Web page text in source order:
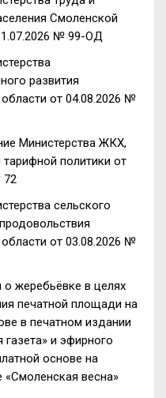
Смоленской
№ 99-ОД
развития
от 04.08.2026 №
Министерства ЖКХ,
тарифной политики от
72
сельского
от 03.08.2026 №
жеребьёвке в целях
печатной площади на
в печатном издании
газета» и эфирного
основе на
«Смоленская весна»